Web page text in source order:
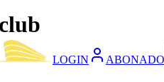
LOGIN ABONADO